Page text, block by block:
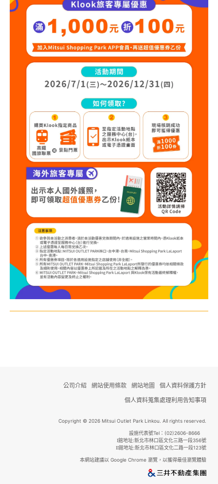
公司介紹 網站使用條款 網站地圖
個人資料保護方針
個人資料蒐集處理利用告知事項
Copyright © 2026 Mitsui Outlet Park Linkou. All rights reserved.
設施代表號Tel：(02)2606-8666
I館地址:新北市林口區文化三路一段356號
II館地址:新北市林口區文化二路一段123號
本網站建議以 Google Chrome 瀏覽，以獲得最佳瀏覽體驗